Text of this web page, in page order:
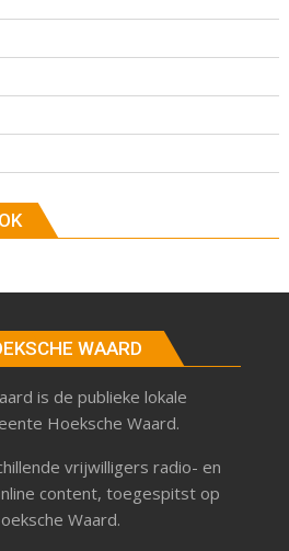
WAARD
is de publieke lokale
Hoeksche Waard.
vrijwilligers radio- en
content, toegespitst op
Waard.